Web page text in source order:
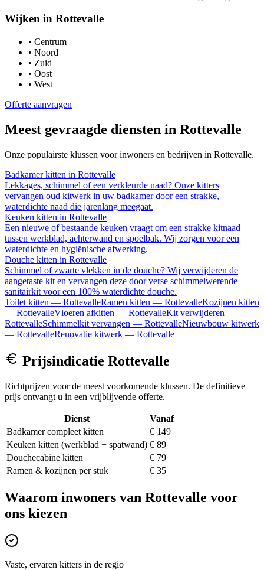
Wijken in Rottevalle
• Centrum
• Noord
• Zuid
• Oost
• West
Offerte aanvragen
Meest gevraagde diensten in Rottevalle
Onze populairste klussen voor inwoners en bedrijven in Rottevalle.
Badkamer kitten in Rottevalle
Lekkages, schimmel of een verkleurde naad? Onze kitters
vervangen oud kitwerk in uw badkamer door een strakke,
waterdichte naad die jarenlang meegaat.
Keuken kitten in Rottevalle
Een nieuwe of bestaande keuken vraagt om een strakke kitnaad
tussen werkblad, achterwand en spoelbak. Wij zorgen voor een
waterdichte en hygiënische afwerking.
Douche kitten in Rottevalle
Schimmel of zwarte vlekken in de douche? Wij verwijderen de
aangetaste kit en vervangen deze door verse schimmelwerende
sanitairkit voor een 100% waterdichte douche.
Toilet kitten — RottevalleRamen kitten — RottevalleKozijnen kitten
— RottevalleVloeren afkitten — RottevalleKit verwijderen —
RottevalleSchimmelkit vervangen — RottevalleNieuwbouw kitwerk
— RottevalleRenovatie kitwerk — Rottevalle
Prijsindicatie Rottevalle
Richtprijzen voor de meest voorkomende klussen. De definitieve
prijs ontvangt u in een vrijblijvende offerte.
Dienst
Vanaf
Badkamer compleet kitten
€ 149
Keuken kitten (werkblad + spatwand) € 89
Douchecabine kitten
€ 79
Ramen & kozijnen per stuk
€ 35
Waarom inwoners van Rottevalle voor
ons kiezen
Vaste, ervaren kitters in de regio